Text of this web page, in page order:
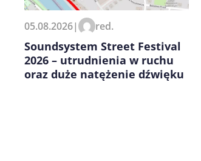
Zapamiętaj
kolejnych
05.08.2026| red.
Soundsystem Street Festival
2026 – utrudnienia w ruchu
oraz duże natężenie dźwięku